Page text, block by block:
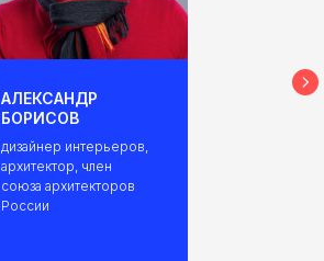
АЛЕКСАНДР
БОРИСОВ
дизайнер интерьеров,
архитектор, член
союза архитекторов
России